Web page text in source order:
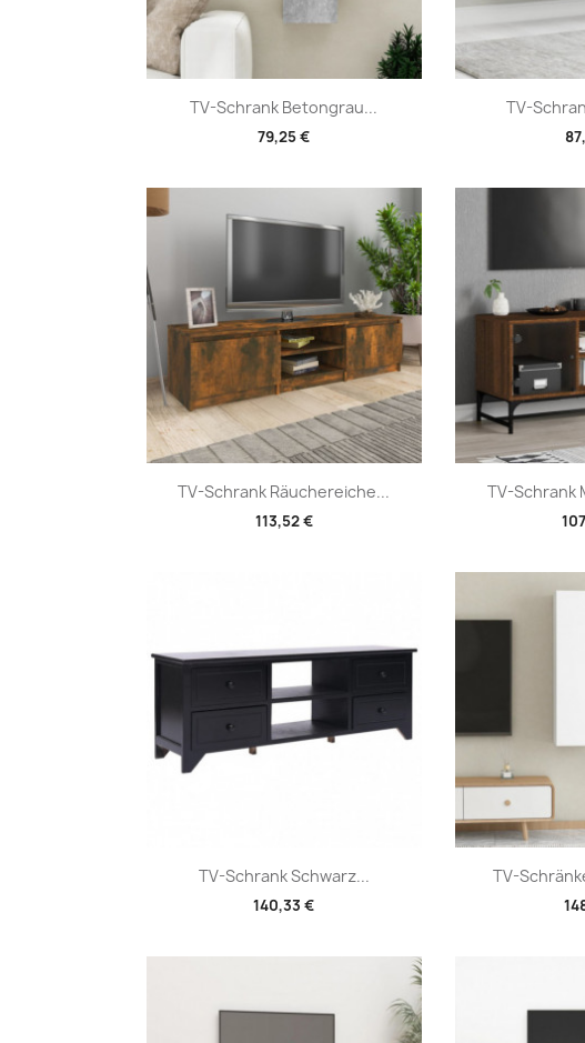
TV-Schrank Betongrau...
79,25 €
Vorschau TV- 
TV-Schrank Räuchereiche...
113,52 €
Vorschau TV-Schrank

TV-Schrank Schwarz...
140,33 €
Vorschau TV- 